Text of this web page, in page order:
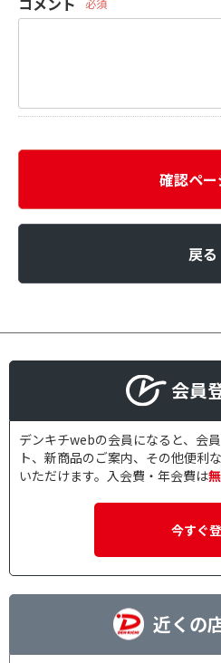
必須
確認ペ
戻る
会員
デンキチwebの会員になると、会
ト、新商品のご案内、その他便利
いただけます。入会費・年会費は
今すぐ
近くの